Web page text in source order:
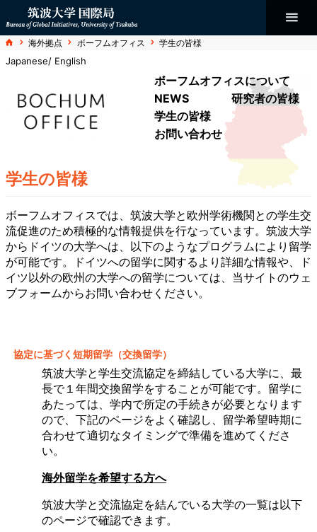
テ
ン
ツ
ス
Bureau of
Initiatives
ホ
ム
海外拠点 ボーフムオフィス 学生の皆様
Japanese/ English
ボーフムオフィスについて
NEWS
研究者の皆様
学生の皆様
お問い合わせ
学生の皆様
ボーフムオフィスでは、筑波大学と欧州学術機関との学生交
流促進のため積極的な情報提供を行なっています。筑波大学
からドイツの大学へは、以下のようなプログラムにより留学
が可能です。ドイツへの留学に関するより詳細な情報や、ド
イツ以外の欧州の大学への留学については、当サイトのウェ
ブフォームからお問い合わせください。
協定に基づく短期留学（交換留学）
筑波大学と学生交流協定を締結している大学に、最
長で１年間交換留学をすることが可能です。留学に
あたっては、学内で所定の手続きが必要となります
ので、下記のページをよく確認し、留学希望時期に
合わせて適切なタイミングで準備を進めてくださ
い。
海外留学を希望する方へ
筑波大学と交流協定を結んでいる大学の一覧は以下
のページで確認できます。